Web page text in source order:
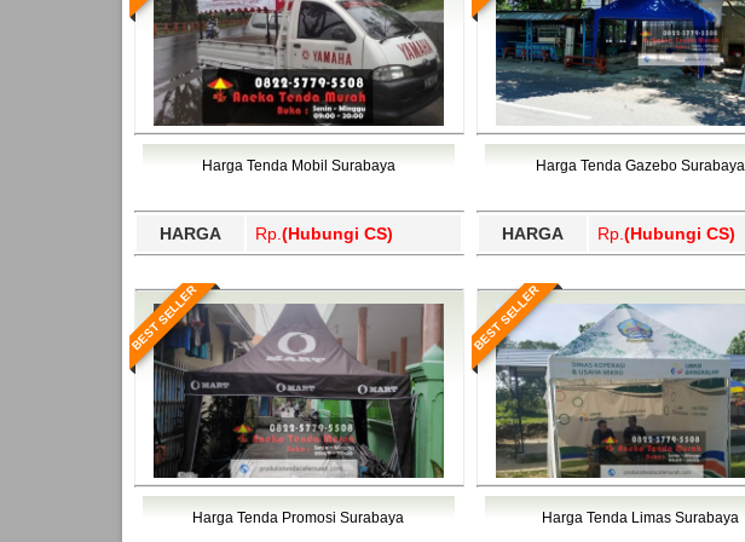
Harga Tenda Mobil Surabaya
HARGA Rp. (Hubungi CS)
Harga Tenda Gazebo Surabaya
HARGA Rp. (Hubungi CS)
BEST SELLER
Harga Tenda Promosi Surabaya
BEST SELLER
Harga Tenda Limas Surabaya